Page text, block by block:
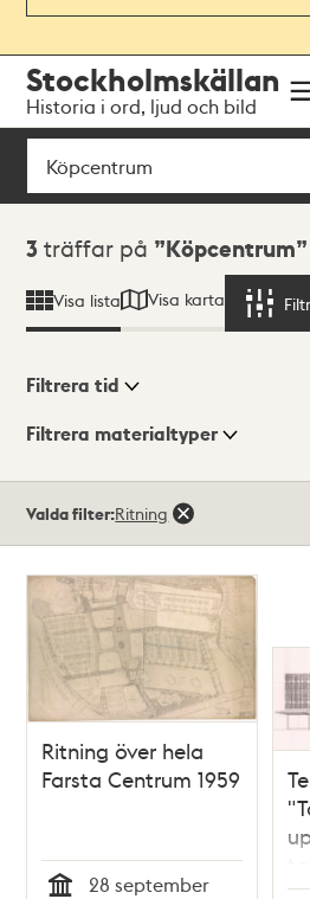
navigationen
huvudinnehållet
Stockholmskällan
Historia i ord, ljud och bild
Sök
Sökresultat
3 träffar på Köpcentrum
Visa lista Visa karta
Visningsläge
Filtrera tid
Filtrera materialtyper
träffar
Valda filter:Ritning
Ritning över hela
Farsta Centrum 1959
28 september